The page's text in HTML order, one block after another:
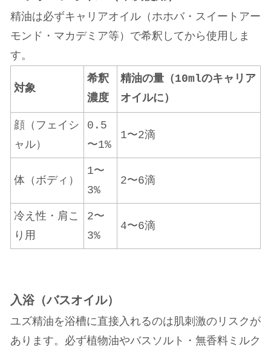
精油は必ずキャリアオイル（ホホバ・スイートアー
モンド・マカデミア等）で希釈してから使用しま
す。
対象
希釈
濃度
精油の量（10mlのキャリア
オイルに）
顔（フェイシ
ャル）
0.5
〜1%
1〜2滴
体（ボディ）
1〜
3%
2〜6滴
冷え性・肩こ
り用
2〜
3%
4〜6滴
入浴（バスオイル）
ユズ精油を浴槽に直接入れるのは肌刺激のリスクが
あります。必ず植物油やバスソルト・無香料ミルク